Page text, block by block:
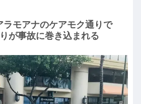
ラモアナのケアモク通りで
が事故に巻き込まれる